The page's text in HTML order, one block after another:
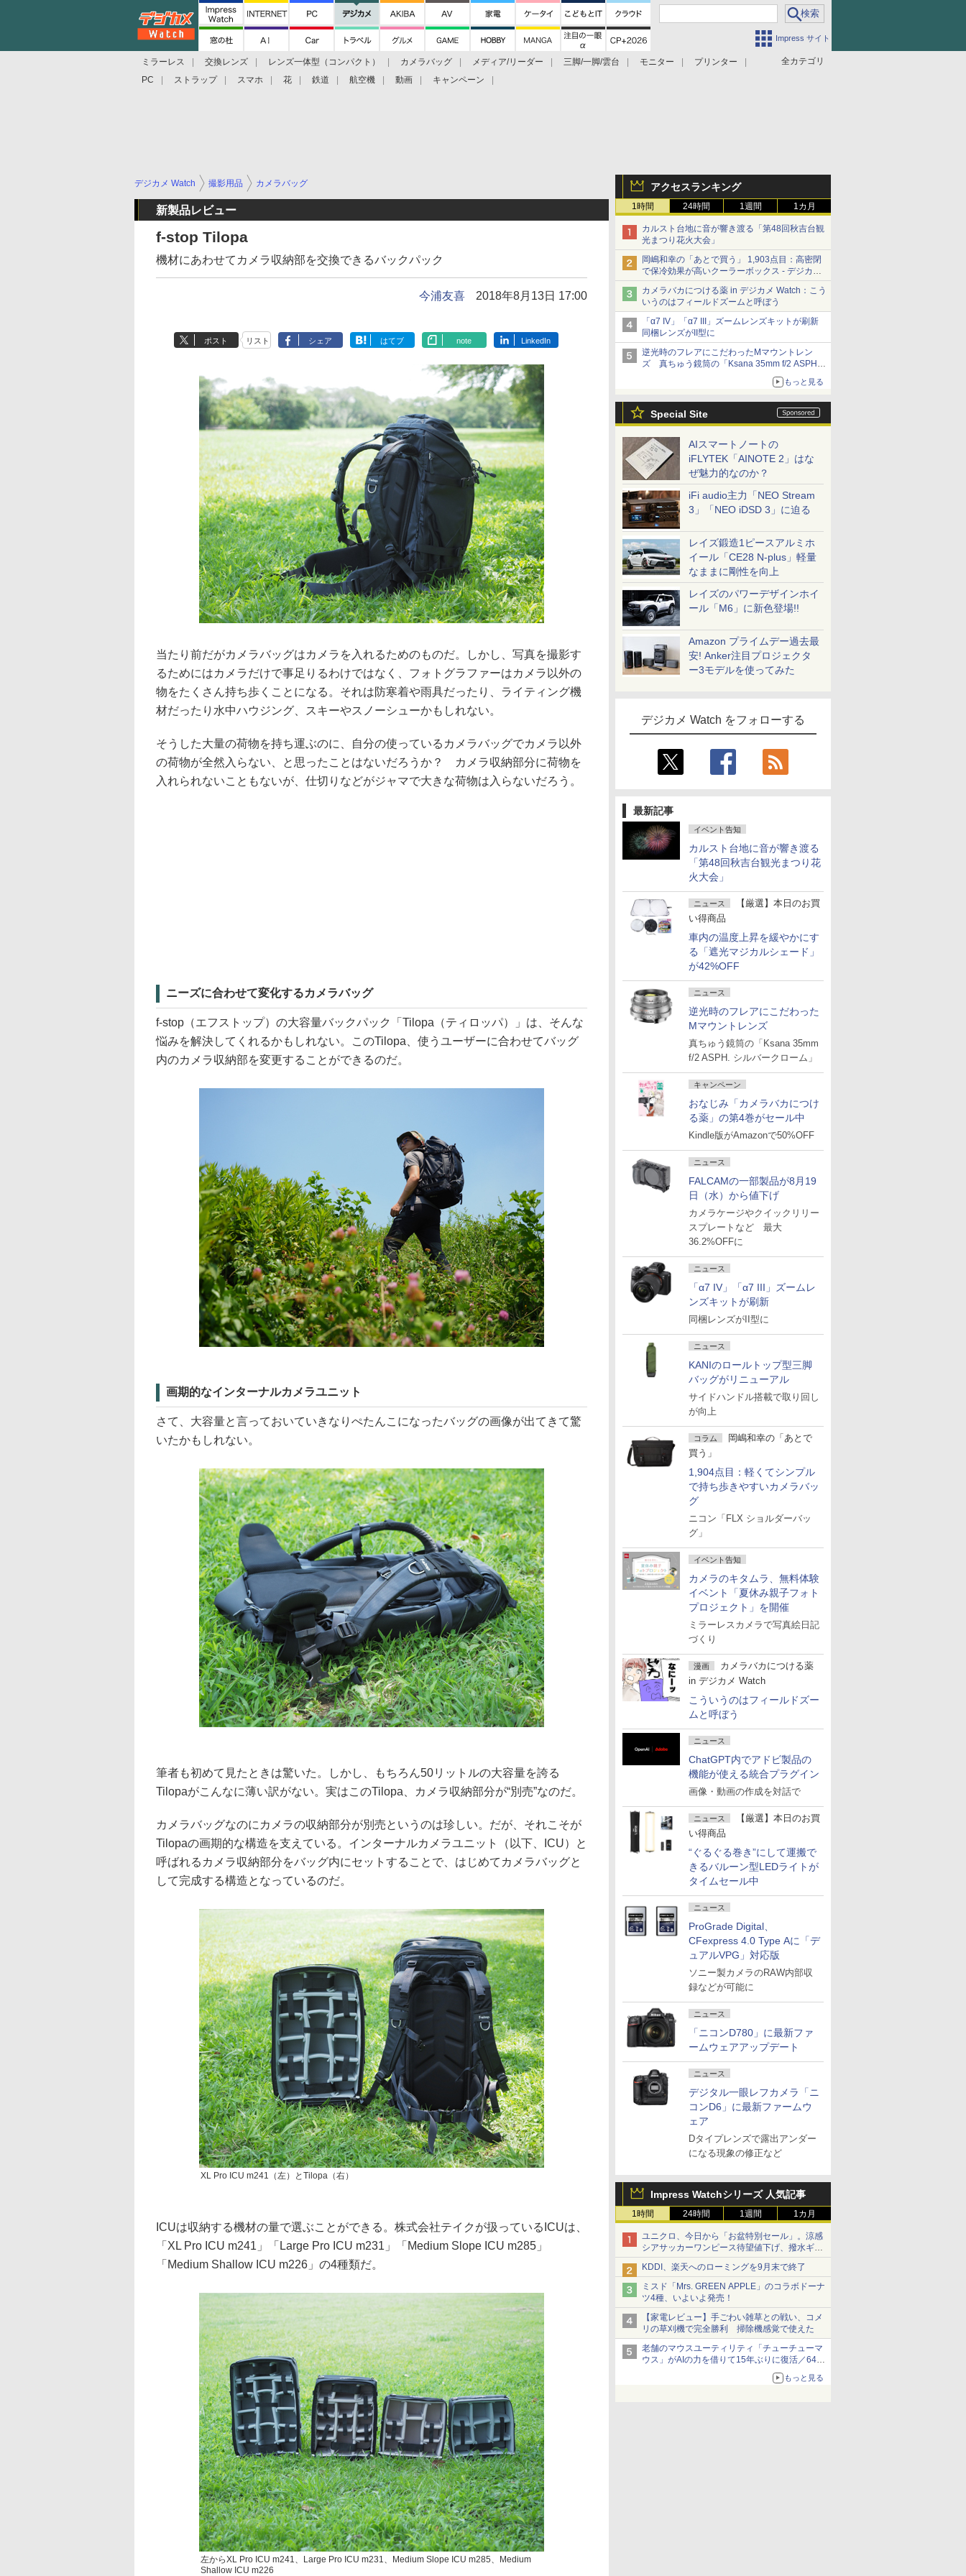
Impress サイト
全カテゴリ
ミラーレス 交換レンズ レンズ一体型（コンパクト） カメラバッグ メディア/リーダー 三脚/一脚/雲台 モニター
プリンター
PC
ストラップ スマホ 花 鉄道 航空機 動画 キャンペーン
アクセスランキング
1時間 24時間 1週間 1カ月
カルスト台地に音が響き渡る「第48回秋吉台観
光まつり花火大会」
岡嶋和幸の「あとで買う」 1,903点目：高密閉
で保冷効果が高いクーラーボックス - デジカメ
Watch
カメラバカにつける薬 in デジカメ Watch：こう
いうのはフィールドズームと呼ぼう
「α7 IV」「α7 III」ズームレンズキットが刷新
同梱レンズがII型に
逆光時のフレアにこだわったMマウントレン
ズ 真ちゅう鏡筒の「Ksana 35mm f/2 ASPH.
もっと見る
Special Site
AIスマートノートの
iFLYTEK「AINOTE 2」はな
ぜ魅力的なのか？
iFi audio主力「NEO Stream
3」「NEO iDSD 3」に迫る
レイズ鍛造1ピースアルミホ
イール「CE28 N-plus」軽量
なままに剛性を向上
レイズのパワーデザインホイ
ール「M6」に新色登場!!
Amazon プライムデー過去最
安! Anker注目プロジェクタ
ー3モデルを使ってみた
デジカメ Watch をフォローする
最新記事
イベント告知
カルスト台地に音が響き渡る
「第48回秋吉台観光まつり花
火大会」
ニュース
【厳選】本日のお買
い得商品
車内の温度上昇を緩やかにす
る「遮光マジカルシェード」
が42%OFF
ニュース
逆光時のフレアにこだわった
Mマウントレンズ
真ちゅう鏡筒の「Ksana 35mm
f/2 ASPH. シルバークローム」
キャンペーン
おなじみ「カメラバカにつけ
る薬」の第4巻がセール中
Kindle版がAmazonで50%OFF
ニュース
FALCAMの一部製品が8月19
日（水）から値下げ
カメラケージやクイックリリー
スプレートなど 最大
36.2%OFFに
ニュース
「α7 IV」「α7 III」ズームレ
ンズキットが刷新
同梱レンズがII型に
ニュース
KANIのロールトップ型三脚
バッグがリニューアル
サイドハンドル搭載で取り回し
が向上
コラム
岡嶋和幸の「あとで
買う」
1,904点目：軽くてシンプル
で持ち歩きやすいカメラバッ
グ
ニコン「FLX ショルダーバッ
グ」
イベント告知
カメラのキタムラ、無料体験
イベント「夏休み親子フォト
プロジェクト」を開催
ミラーレスカメラで写真絵日記
づくり
漫画
カメラバカにつける薬
in デジカメ Watch
こういうのはフィールドズー
ムと呼ぼう
ニュース
ChatGPT内でアドビ製品の
機能が使える統合プラグイン
画像・動画の作成を対話で
ニュース
【厳選】本日のお買
い得商品
“ぐるぐる巻き”にして運搬で
きるバルーン型LEDライトが
タイムセール中
ニュース
ProGrade Digital、
CFexpress 4.0 Type Aに「デ
ュアルVPG」対応版
ソニー製カメラのRAW内部収
録などが可能に
ニュース
「ニコンD780」に最新ファ
ームウェアアップデート
ニュース
デジタル一眼レフカメラ「ニ
コンD6」に最新ファームウ
ェア
Dタイプレンズで露出アンダー
になる現象の修正など
Impress Watchシリーズ 人気記事
1時間 24時間 1週間 1カ月
ユニクロ、今日から「お盆特別セール」。涼感
シアサッカーワンピース待望値下げ、撥水ギア
ショーツは1990円に
KDDI、楽天へのローミングを9月末で終了
ミスド「Mrs. GREEN APPLE」のコラボドーナ
ツ4種、いよいよ発売！
【家電レビュー】手ごわい雑草との戦い、コメ
リの草刈機で完全勝利 掃除機感覚で使えた
老舗のマウスユーティリティ「チューチューマ
ウス」がAIの力を借りて15年ぶりに復活／64bit
化、Windows 10/11、「Chrome」も走り回
る。復活記念で2026年末まで500円
もっと見る
デジカメ Watch 撮影用品 カメラバッグ
新製品レビュー
f-stop Tilopa
機材にあわせてカメラ収納部を交換できるバックパック
今浦友喜 2018年8月13日 17:00
ポスト リスト シェア はてブ note LinkedIn
当たり前だがカメラバッグはカメラを入れるためのものだ。しかし、写真を撮影す
るためにはカメラだけで事足りるわけではなく、フォトグラファーはカメラ以外の
物をたくさん持ち歩くことになる。それは防寒着や雨具だったり、ライティング機
材だったり水中ハウジング、スキーやスノーシューかもしれない。
そうした大量の荷物を持ち運ぶのに、自分の使っているカメラバッグでカメラ以外
の荷物が全然入らない、と思ったことはないだろうか？ カメラ収納部分に荷物を
入れられないこともないが、仕切りなどがジャマで大きな荷物は入らないだろう。
ニーズに合わせて変化するカメラバッグ
f-stop（エフストップ）の大容量バックパック「Tilopa（ティロッパ）」は、そんな
悩みを解決してくれるかもしれない。このTilopa、使うユーザーに合わせてバッグ
内のカメラ収納部を変更することができるのだ。
画期的なインターナルカメラユニット
さて、大容量と言っておいていきなりぺたんこになったバッグの画像が出てきて驚
いたかもしれない。
筆者も初めて見たときは驚いた。しかし、もちろん50リットルの大容量を誇る
Tilopaがこんなに薄い訳がない。実はこのTilopa、カメラ収納部分が“別売”なのだ。
カメラバッグなのにカメラの収納部分が別売というのは珍しい。だが、それこそが
Tilopaの画期的な構造を支えている。インターナルカメラユニット（以下、ICU）と
呼ばれるカメラ収納部分をバッグ内にセットすることで、はじめてカメラバッグと
して完成する構造となっているのだ。
XL Pro ICU m241（左）とTilopa（右）
ICUは収納する機材の量で選ぶことができる。株式会社テイクが扱っているICUは、
「XL Pro ICU m241」「Large Pro ICU m231」「Medium Slope ICU m285」
「Medium Shallow ICU m226」の4種類だ。
左からXL Pro ICU m241、Large Pro ICU m231、Medium Slope ICU m285、Medium
Shallow ICU m226